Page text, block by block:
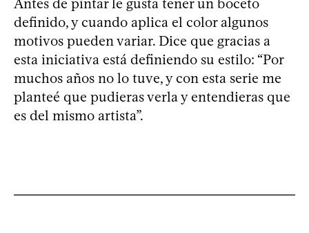
Antes de pintar le gusta tener un boceto
definido, y cuando aplica el color algunos
motivos pueden variar. Dice que gracias a
esta iniciativa está definiendo su estilo: “Por
muchos años no lo tuve, y con esta serie me
planteé que pudieras verla y entendieras que
es del mismo artista”.